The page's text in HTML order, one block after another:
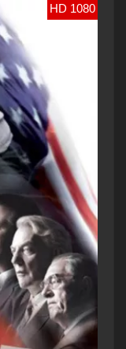
HD 1080